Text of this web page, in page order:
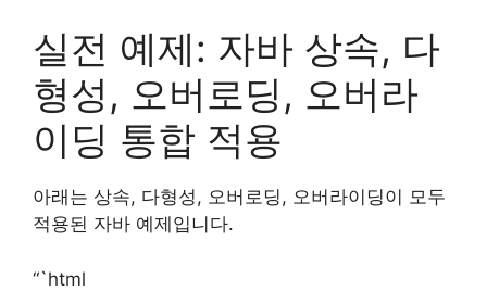
실전 예제: 자바 상속, 다
형성, 오버로딩, 오버라
이딩 통합 적용
아래는 상속, 다형성, 오버로딩, 오버라이딩이 모두
적용된 자바 예제입니다.
“`html